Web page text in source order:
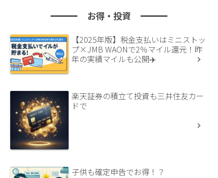
お得・投資
【2025年版】税金支払いはミニストッ
プ×JMB WAONで2％マイル還元！昨
年の実績マイルも公開✈️
楽天証券の積立て投資も三井住友カー
ドで
子供も確定申告でお得！？